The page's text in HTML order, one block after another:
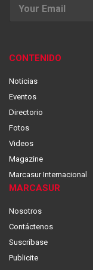
CONTENIDO
Noticias
Eventos
Directorio
Fotos
Videos
Magazine
Marcasur Internacional
MARCASUR
Nosotros
Contáctenos
Suscríbase
Publicite